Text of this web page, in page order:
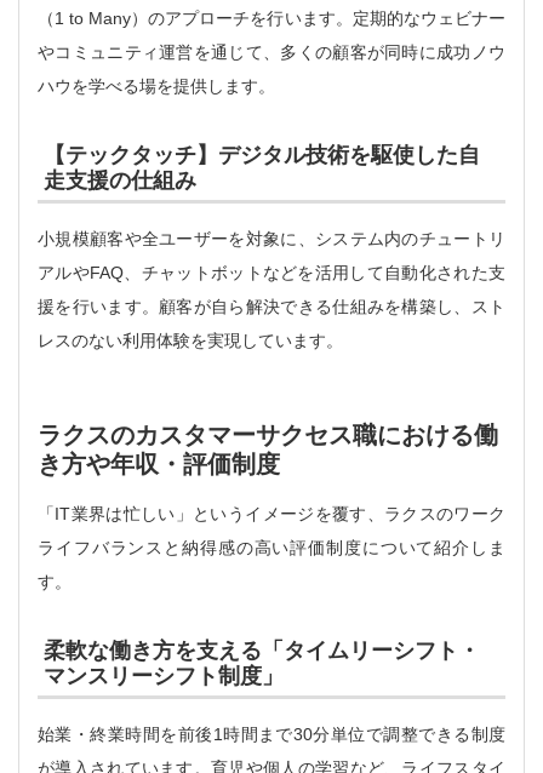
（1 to Many）のアプローチを行います。定期的なウェビナー
やコミュニティ運営を通じて、多くの顧客が同時に成功ノウ
ハウを学べる場を提供します。
【テックタッチ】デジタル技術を駆使した自
走支援の仕組み
小規模顧客や全ユーザーを対象に、システム内のチュートリ
アルやFAQ、チャットボットなどを活用して自動化された支
援を行います。顧客が自ら解決できる仕組みを構築し、スト
レスのない利用体験を実現しています。
ラクスのカスタマーサクセス職における働
き方や年収・評価制度
「IT業界は忙しい」というイメージを覆す、ラクスのワーク
ライフバランスと納得感の高い評価制度について紹介しま
す。
柔軟な働き方を支える「タイムリーシフト・
マンスリーシフト制度」
始業・終業時間を前後1時間まで30分単位で調整できる制度
が導入されています。育児や個人の学習など、ライフスタイ